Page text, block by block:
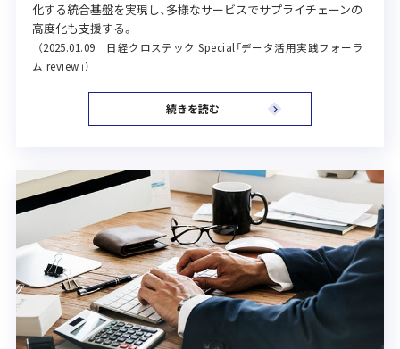
化する統合基盤を実現し、多様なサービスでサプライチェーンの
高度化も支援する。
（2025.01.09 日経クロステック Special「データ活用実践フォーラ
ム review」）
続きを読む